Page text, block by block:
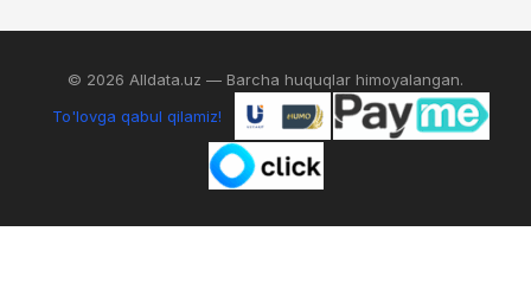
© 2026 Alldata.uz — Barcha huquqlar himoyalangan.
To'lovga qabul qilamiz!